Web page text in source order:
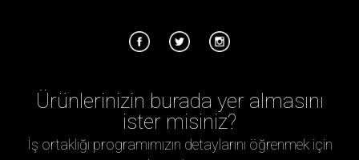
Ürünlerinizin burada yer almasını
ister misiniz?
İş ortaklığı programımızın detaylarını öğrenmek için